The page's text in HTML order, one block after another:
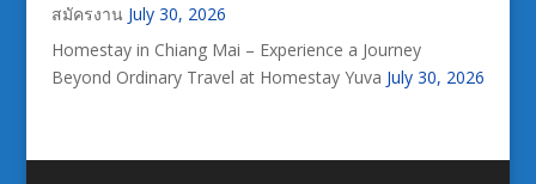
สมัครงาน July 30, 2026
Homestay in Chiang Mai – Experience a Journey
Beyond Ordinary Travel at Homestay Yuva July 30, 2026